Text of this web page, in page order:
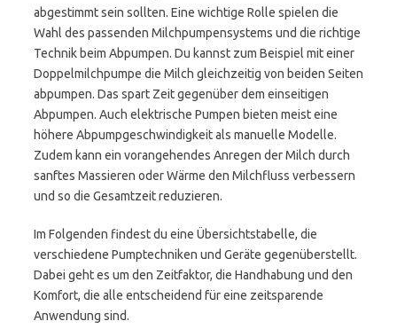
abgestimmt sein sollten. Eine wichtige Rolle spielen die
Wahl des passenden Milchpumpensystems und die richtige
Technik beim Abpumpen. Du kannst zum Beispiel mit einer
Doppelmilchpumpe die Milch gleichzeitig von beiden Seiten
abpumpen. Das spart Zeit gegenüber dem einseitigen
Abpumpen. Auch elektrische Pumpen bieten meist eine
höhere Abpumpgeschwindigkeit als manuelle Modelle.
Zudem kann ein vorangehendes Anregen der Milch durch
sanftes Massieren oder Wärme den Milchfluss verbessern
und so die Gesamtzeit reduzieren.
Im Folgenden findest du eine Übersichtstabelle, die
verschiedene Pumptechniken und Geräte gegenüberstellt.
Dabei geht es um den Zeitfaktor, die Handhabung und den
Komfort, die alle entscheidend für eine zeitsparende
Anwendung sind.